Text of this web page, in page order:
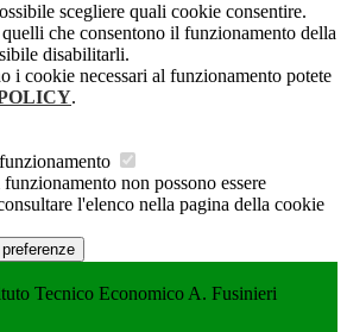
scegliere quali cookie consentire.
che consentono il funzionamento della
disabilitarli.
i cookie necessari al funzionamento potete
.
non possono essere
l'elenco nella pagina della cookie
Tecnico Economico A. Fusinieri